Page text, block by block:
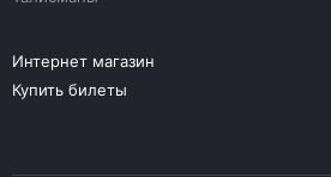
Интернет магазин
Купить билеты